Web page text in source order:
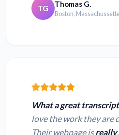
TG Thomas G.
Boston,
What a great
love the work they are
Their webpage isreally